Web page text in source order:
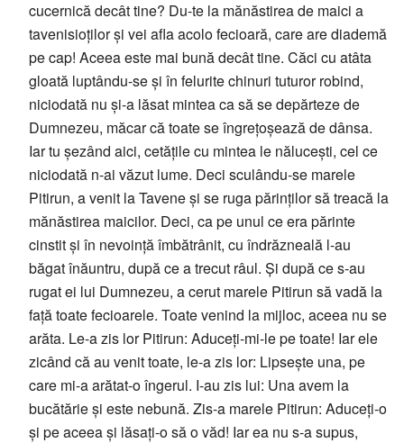
cucernică decât tine? Du-te la mănăstirea de maici a
tavenisioților și vei afla acolo fecioară, care are diademă
pe cap! Aceea este mai bună decât tine. Căci cu atâta
gloată luptându-se și în felurite chinuri tuturor robind,
niciodată nu și-a lăsat mintea ca să se depărteze de
Dumnezeu, măcar că toate se îngrețoșează de dânsa.
Iar tu șezând aici, cetățile cu mintea le nălucești, cel ce
niciodată n-ai văzut lume. Deci sculându-se marele
Pitirun, a venit la Tavene și se ruga părinților să treacă la
mănăstirea maicilor. Deci, ca pe unul ce era părinte
cinstit și în nevoință îmbătrânit, cu îndrăzneală l-au
băgat înăuntru, după ce a trecut râul. Și după ce s-au
rugat ei lui Dumnezeu, a cerut marele Pitirun să vadă la
față toate fecioarele. Toate venind la mijloc, aceea nu se
arăta. Le-a zis lor Pitirun: Aduceți-mi-le pe toate! Iar ele
zicând că au venit toate, le-a zis lor: Lipsește una, pe
care mi-a arătat-o îngerul. I-au zis lui: Una avem la
bucătărie și este nebună. Zis-a marele Pitirun: Aduceți-o
și pe aceea și lăsați-o să o văd! Iar ea nu s-a supus,